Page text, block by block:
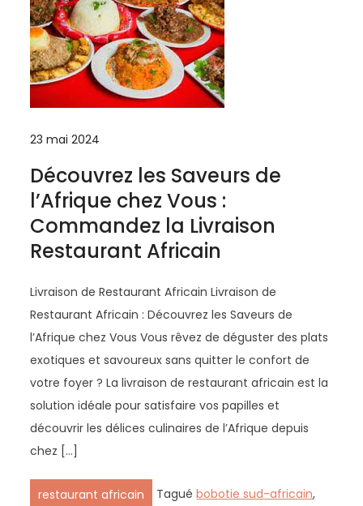
23 mai 2024
Découvrez les Saveurs de
l’Afrique chez Vous :
Commandez la Livraison
Restaurant Africain
Livraison de Restaurant Africain Livraison de
Restaurant Africain : Découvrez les Saveurs de
l’Afrique chez Vous Vous rêvez de déguster des plats
exotiques et savoureux sans quitter le confort de
votre foyer ? La livraison de restaurant africain est la
solution idéale pour satisfaire vos papilles et
découvrir les délices culinaires de l’Afrique depuis
chez […]
restaurant africain Taguébobotie sud-africain,